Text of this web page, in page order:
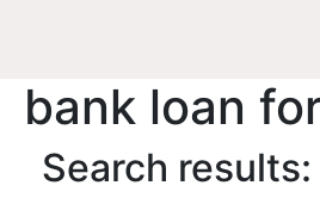
bank loan
Search results: